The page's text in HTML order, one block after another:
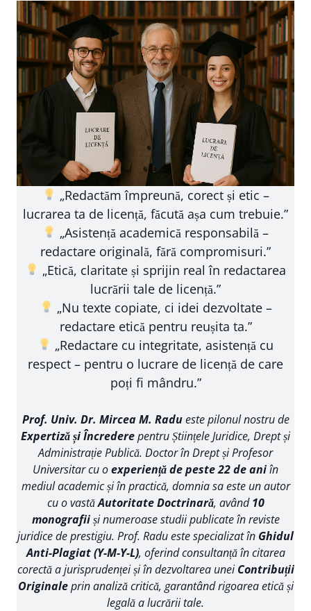
„Redactăm împreună, corect și etic –
lucrarea ta de licență, făcută așa cum trebuie.”
„Asistență academică responsabilă –
redactare originală, fără compromisuri.”
„Etică, claritate și sprijin real în redactarea
lucrării tale de licență.”
„Nu texte copiate, ci idei dezvoltate –
redactare etică pentru reușita ta.”
„Redactare cu integritate, asistență cu
respect – pentru o lucrare de licență de care
poți fi mândru.”
Prof. Univ. Dr. Mircea M. Radueste pilonul nostru de
Expertiză și Încrederepentru Științele Juridice, Drept și
Administrație Publică. Doctor în Drept și Profesor
Universitar cu oexperiență de peste 22 de aniîn
mediul academic și în practică, domnia sa este un autor
cu o vastăAutoritate Doctrinară, având10
monografiiși numeroase studii publicate în reviste
juridice de prestigiu. Prof. Radu este specializat în Ghidul
Anti-Plagiat (Y-M-Y-L), oferind consultanță în citarea
corectă a jurisprudenței și în dezvoltarea unei Contribuții
Originaleprin analiză critică, garantând rigoarea etică și
legală a lucrării tale.